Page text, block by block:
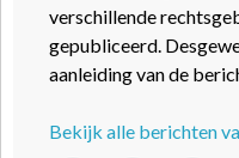
verschillende
gepubliceerd.
aanleiding van de
Bekijk alle berichten